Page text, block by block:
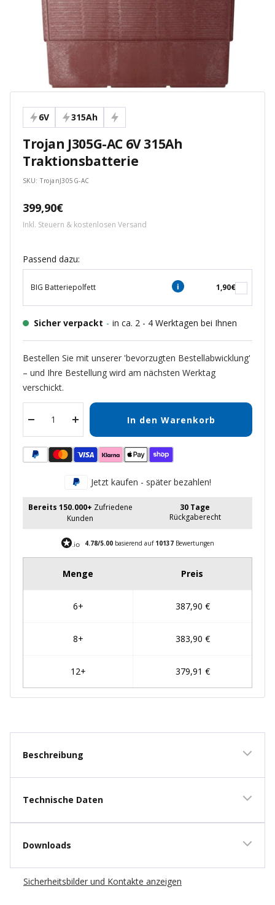
6V 315Ah
Trojan J305G-AC 6V 315Ah
Traktionsbatterie
SKU:TrojanJ305G-AC
Angebotspreis
399,90€
Inkl. Steuern & kostenlosen Versand
Passend dazu:
BIG Batteriepolfett 1,90€
Sicher verpackt - in ca. 2 - 4 Werktagen bei Ihnen
Bestellen Sie mit unserer 'bevorzugten Bestellabwicklung'
– und Ihre Bestellung wird am nächsten Werktag
verschickt.
Menge
verringern
Menge
erhöhen
In den Warenkorb
Jetzt kaufen - später bezahlen!
Bereits 150.000+ Zufriedene
Kunden
30 Tage
Rückgaberecht
4.78/5.00basierend auf 10137Bewertungen
Beschreibung
Technische Daten
Downloads
Sicherheitsbilder und Kontakte anzeigen